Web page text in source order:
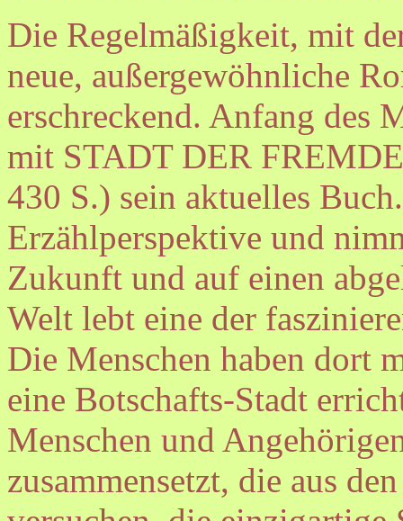
Die Regelmäßigkeit, mit
neue, außergewöhnliche
erschreckend. Anfang des
mit STADT DER
430 S.) sein aktuelles
Erzählperspektive und
Zukunft und auf einen
Welt lebt eine der
Die Menschen haben dort
eine Botschafts-Stadt
Menschen und
zusammensetzt, die aus